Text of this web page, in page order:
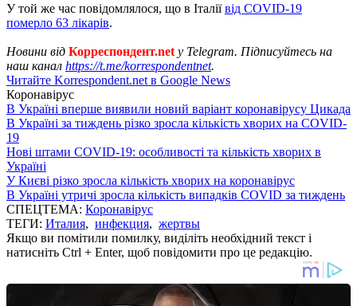
У той же час повідомлялося, що в Італіївід COVID-19
померло 63 лікарів.
Новини від Корреспондент.net у Telegram. Підписуйтесь на
наш канал https://t.me/korrespondentnet.
Читайте Korrespondent.net в Google News
Коронавірус
В Україні вперше виявили новий варіант коронавірусу Цикада
В Україні за тиждень різко зросла кількість хворих на COVID-
19
Нові штами COVID-19: особливості та кількість хворих в
Україні
У Києві різко зросла кількість хворих на коронавірус
В Україні утричі зросла кількість випадків COVID за тиждень
СПЕЦТЕМА: Коронавірус
ТЕГИ: Италия, инфекция, жертвы
Якщо ви помітили помилку, виділіть необхідний текст і
натисніть Ctrl + Enter, щоб повідомити про це редакцію.